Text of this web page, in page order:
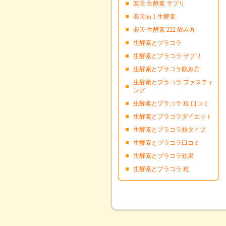
楽天 生酵素 サプリ
楽天no 1 生酵素
楽天 生酵素 222 飲み方
生酵素とプラコラ
生酵素とプラコラ サプリ
生酵素とプラコラ飲み方
生酵素とプラコラ ファスティ
ング
生酵素とプラコラ 粒 口コミ
生酵素とプラコラダイエット
生酵素とプラコラ粒タイプ
生酵素とプラコラ口コミ
生酵素とプラコラ効果
生酵素とプラコラ 粒